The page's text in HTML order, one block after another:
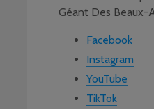
Géant Des Beaux-
Facebook
Instagram
YouTube
TikTok